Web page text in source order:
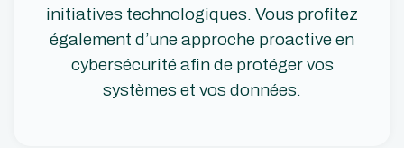
initiatives technologiques. Vous profitez
également d’une approche proactive en
cybersécurité afin de protéger vos
systèmes et vos données.